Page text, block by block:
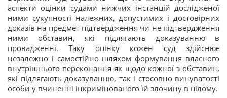
аспекти оцінки судами нижчих інстанцій дослідженої
ними сукупності належних, допустимих і достовірних
доказів на предмет підтвердження чи не підтвердження
ними обставин, які підлягають доказуванню в
провадженні. Таку оцінку кожен суд здійснює
незалежно і самостійно шляхом формування власного
внутрішнього переконання як щодо кожної з обставин,
які підлягають доказуванню, так і стосовно винуватості
особи у вчиненні інкримінованого їй злочину в цілому.